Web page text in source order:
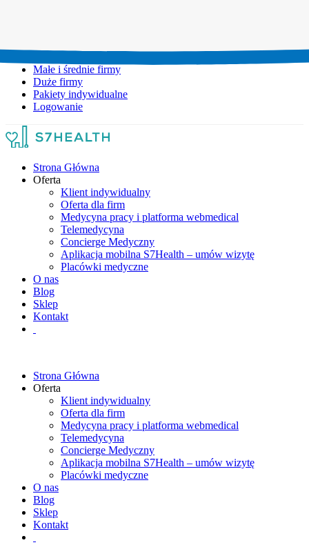
Małe i średnie firmy
Duże firmy
Pakiety indywidualne
Logowanie
Strona Główna
Oferta
Klient indywidualny
Oferta dla firm
Medycyna pracy i platforma webmedical
Telemedycyna
Concierge Medyczny
Aplikacja mobilna S7Health – umów wizytę
Placówki medyczne
O nas
Blog
Sklep
Kontakt
Strona Główna
Oferta
Klient indywidualny
Oferta dla firm
Medycyna pracy i platforma webmedical
Telemedycyna
Concierge Medyczny
Aplikacja mobilna S7Health – umów wizytę
Placówki medyczne
O nas
Blog
Sklep
Kontakt